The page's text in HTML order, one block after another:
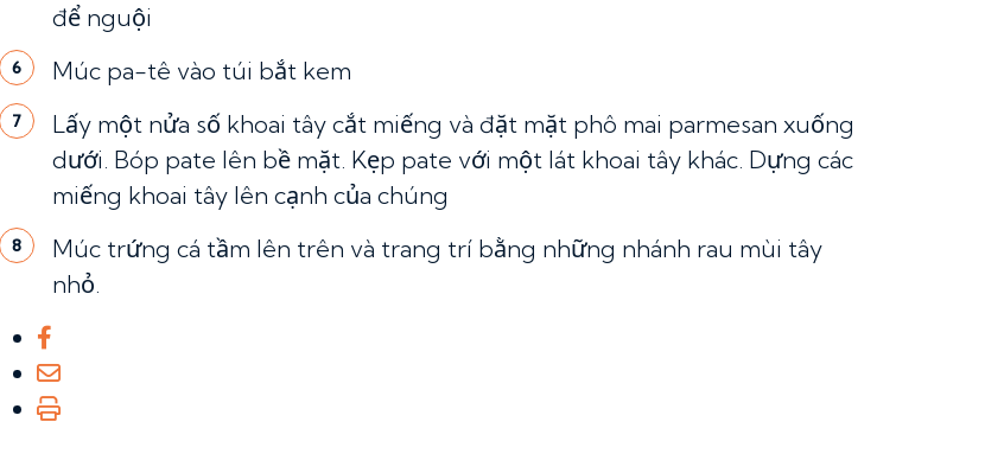
để nguội
6 Múc pa-tê vào túi bắt kem
7
Lấy một nửa số khoai tây cắt miếng và đặt mặt phô mai parmesan xuống
dưới. Bóp pate lên bề mặt. Kẹp pate với một lát khoai tây khác. Dựng các
miếng khoai tây lên cạnh của chúng
8
Múc trứng cá tầm lên trên và trang trí bằng những nhánh rau mùi tây
nhỏ.